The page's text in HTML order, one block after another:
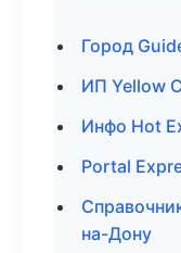
Город
ИП Yellow
Инфо Hot
Portal
на-Дону